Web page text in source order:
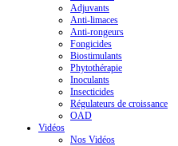
Adjuvants
Anti-limaces
Anti-rongeurs
Fongicides
Biostimulants
Phytothérapie
Inoculants
Insecticides
Régulateurs de croissance
OAD
Vidéos
Nos Vidéos